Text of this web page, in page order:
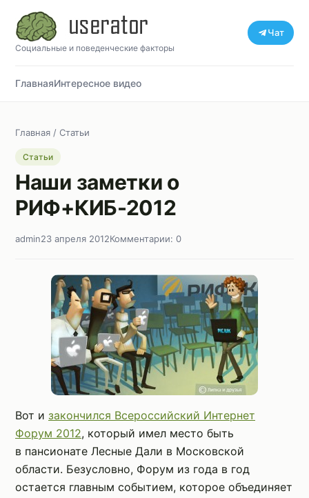
Социальные и поведенческие факторы
Чат
ГлавнаяИнтересное видео
Главная / Статьи
Статьи
Наши заметки о
РИФ+КИБ-2012
admin23 апреля 2012Комментарии: 0
Вот и закончился Всероссийский Интернет
Форум 2012, который имел место быть
в пансионате Лесные Дали в Московской
области. Безусловно, Форум из года в год
остается главным событием, которое объединяет